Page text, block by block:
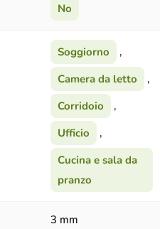
No
Soggiorno
,
Camera da letto
,
Corridoio
,
Ufficio
,
Cucina e sala da
pranzo
3 mm